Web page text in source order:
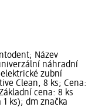
Název
náhradní
zubní
Clean, 8 ks; Cena:
cena: 8 ks
1 ks); dm značka